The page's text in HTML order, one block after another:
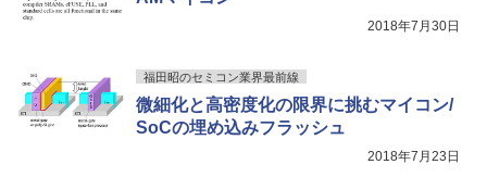
2018年7月30日
福田昭のセミコン業界最前線
微細化と高密度化の限界に挑むマイコン/
SoCの埋め込みフラッシュ
2018年7月23日